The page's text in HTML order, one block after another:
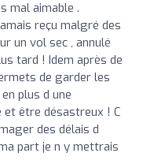
mal aimable .
reçu malgré des
un vol sec , annulé
tard ! Idem après de
de garder les
plus d une
être désastreux ! C
des délais d
part je n y mettrais